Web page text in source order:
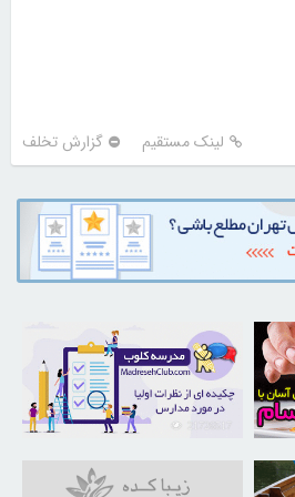
لینک مستقیم گزارش تخلف